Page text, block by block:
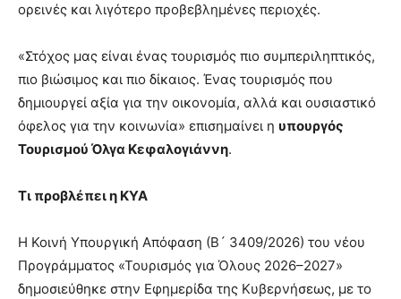
ορεινές και λιγότερο προβεβλημένες περιοχές.
«Στόχος μας είναι ένας τουρισμός πιο συμπεριληπτικός,
πιο βιώσιμος και πιο δίκαιος. Ένας τουρισμός που
δημιουργεί αξία για την οικονομία, αλλά και ουσιαστικό
όφελος για την κοινωνία» επισημαίνει η υπουργός
Τουρισμού Όλγα Κεφαλογιάννη.
Τι προβλέπει η ΚΥΑ
Η Κοινή Υπουργική Απόφαση (Β´ 3409/2026) του νέου
Προγράμματος «Τουρισμός για Όλους 2026–2027»
δημοσιεύθηκε στην Εφημερίδα της Κυβερνήσεως, με το